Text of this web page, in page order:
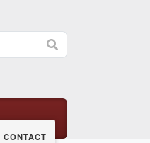
CONTACT